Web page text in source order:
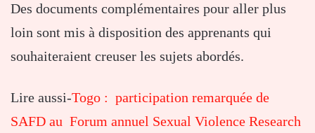
Des documents complémentaires pour aller plus
loin sont mis à disposition des apprenants qui
souhaiteraient creuser les sujets abordés.
Lire aussi-Togo : participation remarquée de
SAFD au Forum annuel Sexual Violence Research